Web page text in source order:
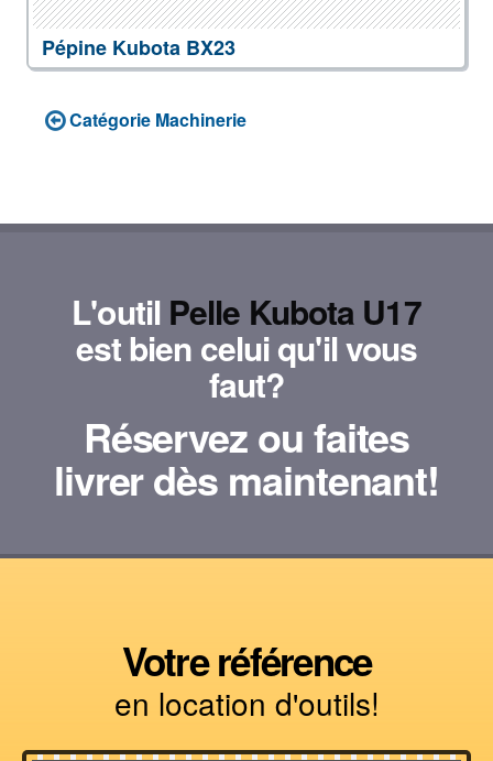
Pépine Kubota BX23
Catégorie Machinerie
L'outil Pelle Kubota U17
est bien celui qu'il vous
faut?
Réservez ou faites
livrer dès maintenant!
Votre référence
en location d'outils!